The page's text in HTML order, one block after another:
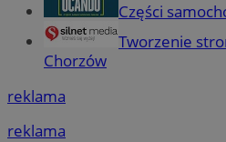
Części
Tworzenie
Chorzów
reklama
reklama